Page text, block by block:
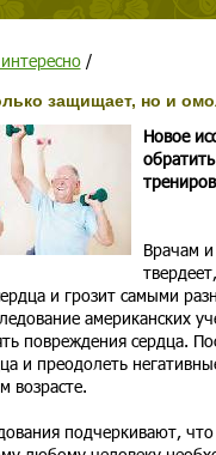
/
защищает, но и
Новое
Врачам
и грозит самыми
американских
повреждения сердца.
и преодолеть
возрасте.
подчеркивают,